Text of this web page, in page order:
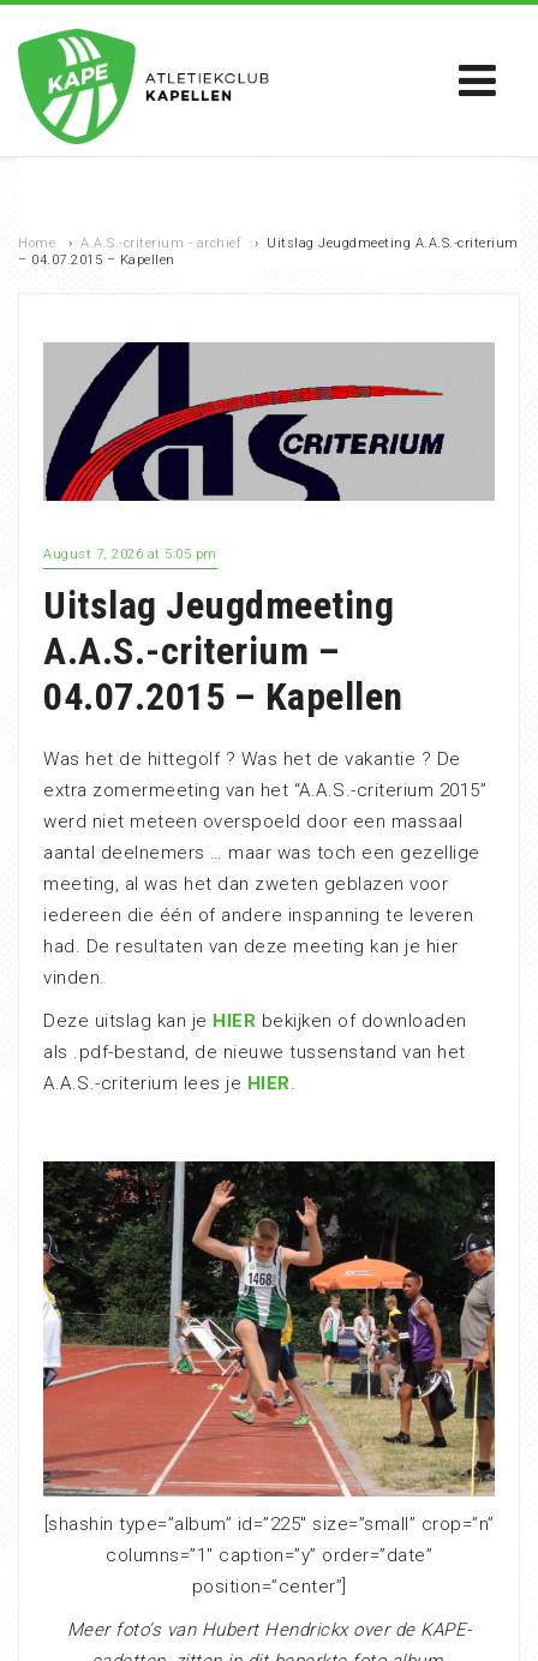
Home › A.A.S.-criterium - archief › Uitslag Jeugdmeeting A.A.S.-criterium
– 04.07.2015 – Kapellen
August 7, 2026 at 5:05 pm
Uitslag Jeugdmeeting
A.A.S.-criterium –
04.07.2015 – Kapellen
Was het de hittegolf ? Was het de vakantie ? De
extra zomermeeting van het “A.A.S.-criterium 2015”
werd niet meteen overspoeld door een massaal
aantal deelnemers … maar was toch een gezellige
meeting, al was het dan zweten geblazen voor
iedereen die één of andere inspanning te leveren
had. De resultaten van deze meeting kan je hier
vinden.
Deze uitslag kan je HIER bekijken of downloaden
als .pdf-bestand, de nieuwe tussenstand van het
A.A.S.-criterium lees je HIER.
[shashin type=”album” id=”225″ size=”small” crop=”n”
columns=”1″ caption=”y” order=”date”
position=”center”]
Meer foto’s van Hubert Hendrickx over de KAPE-